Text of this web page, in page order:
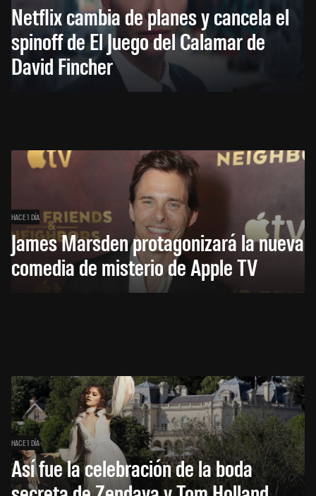
Netflix cambia de planes y cancela el
spinoff de El Juego del Calamar de
David Fincher
HACE 1 DÍA
James Marsden protagonizará la nueva
comedia de misterio de Apple TV
HACE 1 DÍA
Así fue la celebración de la boda